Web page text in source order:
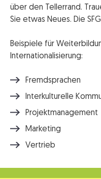
über den Tellerrand.
Sie etwas Neues. Die
Beispiele für
Internationalisierung:
Fremdsprachen
Interkulturelle
Projektmanagement
Marketing
Vertrieb